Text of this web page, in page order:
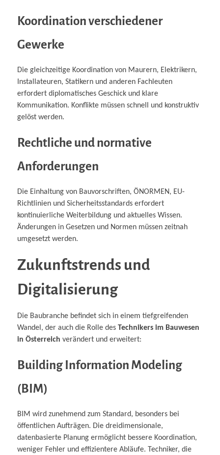
Koordination verschiedener
Gewerke
Die gleichzeitige Koordination von Maurern, Elektrikern,
Installateuren, Statikern und anderen Fachleuten
erfordert diplomatisches Geschick und klare
Kommunikation. Konflikte müssen schnell und konstruktiv
gelöst werden.
Rechtliche und normative
Anforderungen
Die Einhaltung von Bauvorschriften, ÖNORMEN, EU-
Richtlinien und Sicherheitsstandards erfordert
kontinuierliche Weiterbildung und aktuelles Wissen.
Änderungen in Gesetzen und Normen müssen zeitnah
umgesetzt werden.
Zukunftstrends und
Digitalisierung
Die Baubranche befindet sich in einem tiefgreifenden
Wandel, der auch die Rolle des Technikers im Bauwesen
in Österreich verändert und erweitert:
Building Information Modeling
(BIM)
BIM wird zunehmend zum Standard, besonders bei
öffentlichen Aufträgen. Die dreidimensionale,
datenbasierte Planung ermöglicht bessere Koordination,
weniger Fehler und effizientere Abläufe. Techniker, die